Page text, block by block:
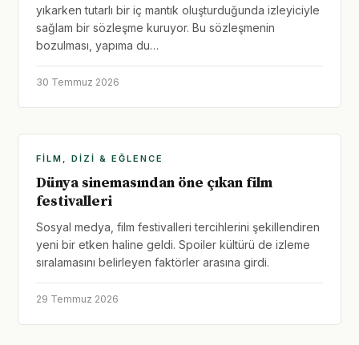
yıkarken tutarlı bir iç mantık oluşturduğunda izleyiciyle
sağlam bir sözleşme kuruyor. Bu sözleşmenin
bozulması, yapıma du…
30 Temmuz 2026
FILM, DIZI & EĞLENCE
Dünya sinemasından öne çıkan film
festivalleri
Sosyal medya, film festivalleri tercihlerini şekillendiren
yeni bir etken haline geldi. Spoiler kültürü de izleme
sıralamasını belirleyen faktörler arasına girdi.
29 Temmuz 2026